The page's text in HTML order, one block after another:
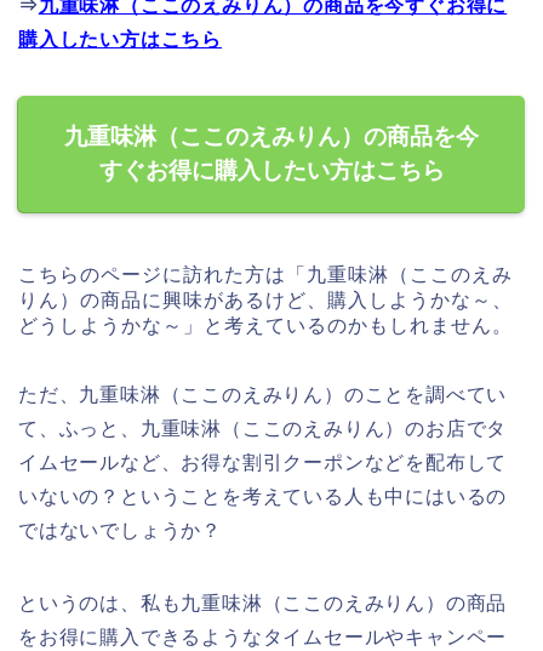
⇒九重味淋（ここのえみりん）の商品を今すぐお得に
購入したい方はこちら
九重味淋（ここのえみりん）の商品を今
すぐお得に購入したい方はこちら
こちらのページに訪れた方は「九重味淋（ここのえみ
りん）の商品に興味があるけど、購入しようかな～、
どうしようかな～」と考えているのかもしれません。
ただ、九重味淋（ここのえみりん）のことを調べてい
て、ふっと、九重味淋（ここのえみりん）のお店でタ
イムセールなど、お得な割引クーポンなどを配布して
いないの？ということを考えている人も中にはいるの
ではないでしょうか？
というのは、私も九重味淋（ここのえみりん）の商品
をお得に購入できるようなタイムセールやキャンペー